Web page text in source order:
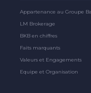
Appartenance au Groupe
LM Brokerage
BKB en chiffres
Faits marquants
Valeurs et Engagements
Equipe et Organisation